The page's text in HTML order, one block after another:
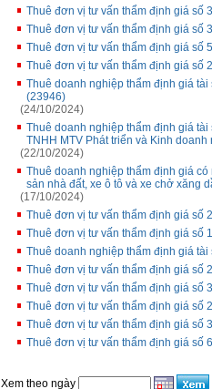
Thuê đơn vị tư vấn thẩm định giá số
Thuê đơn vị tư vấn thẩm định giá số
Thuê đơn vị tư vấn thẩm định giá số
Thuê đơn vị tư vấn thẩm định giá số
Thuê doanh nghiệp thẩm định giá
(23946)
(24/10/2024)
Thuê doanh nghiệp thẩm định giá
TNHH MTV Phát triển và Kinh
(22/10/2024)
Thuê doanh nghiệp thẩm định giá
sản nhà đất, xe ô tô và xe chở xăng
(17/10/2024)
Thuê đơn vị tư vấn thẩm định giá số
Thuê đơn vị tư vấn thẩm định giá số
Thuê doanh nghiệp thẩm định giá
Thuê đơn vị tư vấn thẩm định giá số
Thuê đơn vị tư vấn thẩm định giá số
Thuê đơn vị tư vấn thẩm định giá số
Thuê đơn vị tư vấn thẩm định giá số
Thuê đơn vị tư vấn thẩm định giá số
Xem theo ngày